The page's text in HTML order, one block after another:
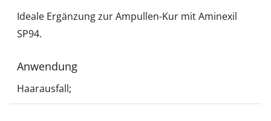
Ideale Ergänzung zur Ampullen-Kur mit Aminexil
SP94.
Anwendung
Haarausfall;